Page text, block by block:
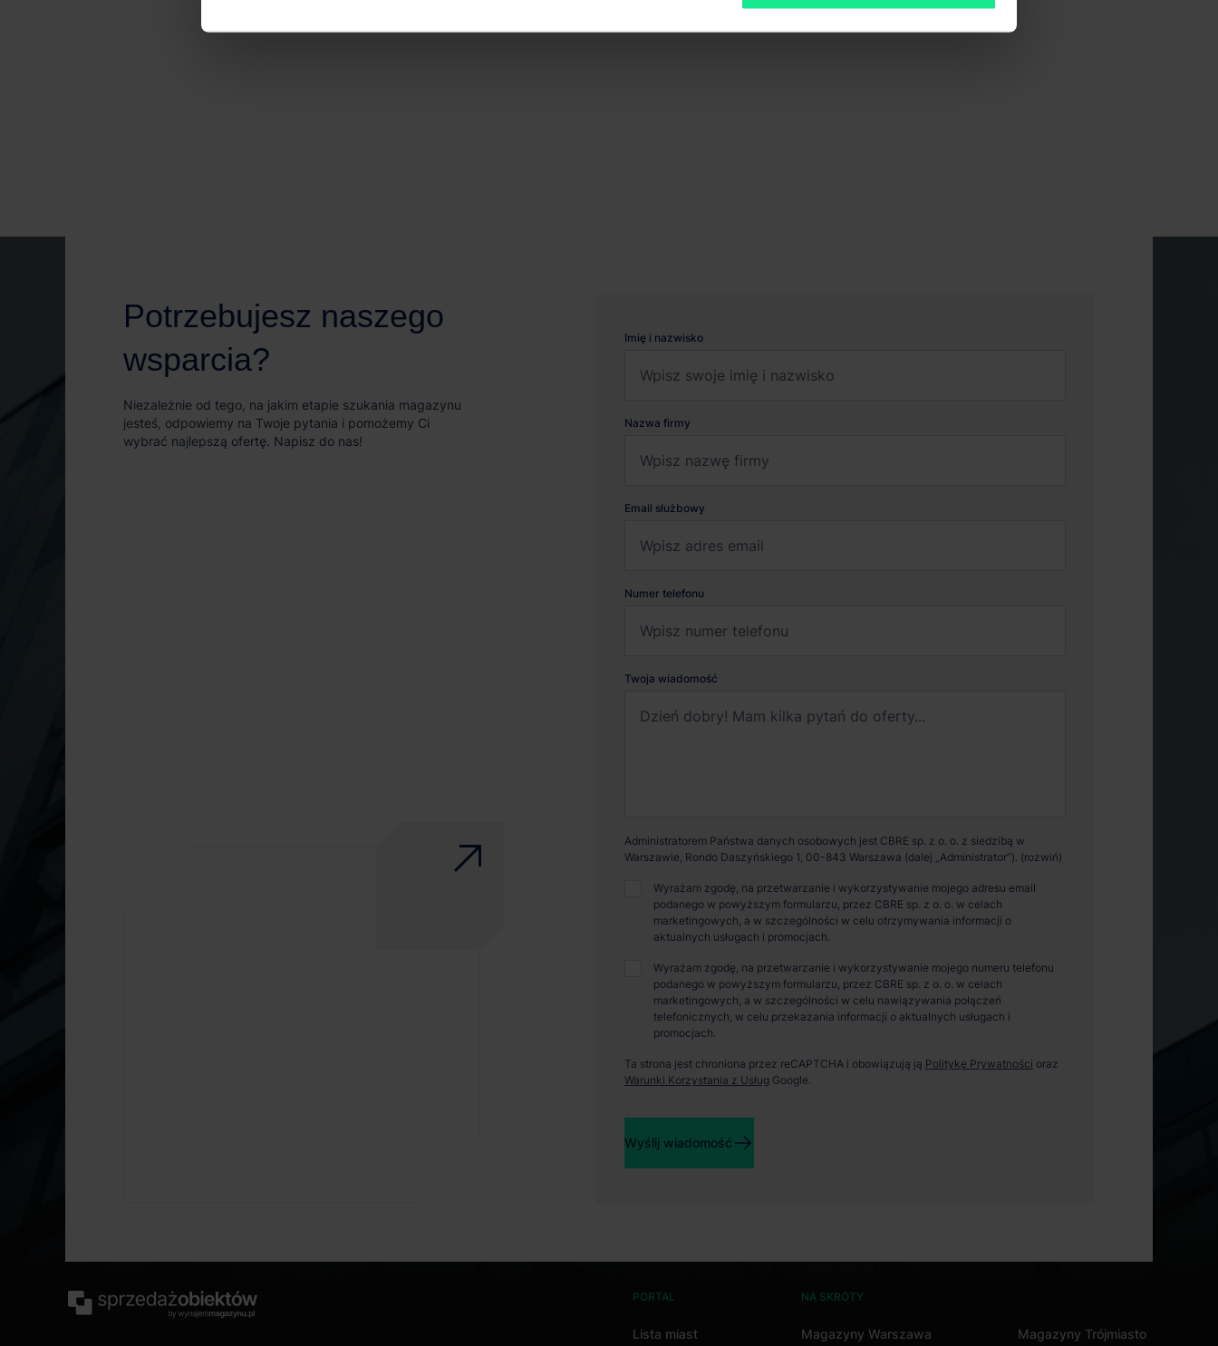
Potrzebujesz naszego
wsparcia?
Niezależnie od tego, na jakim etapie szukania magazynu
jesteś, odpowiemy na Twoje pytania i pomożemy Ci
wybrać najlepszą ofertę. Napisz do nas!
Imię i nazwisko
Nazwa firmy
Email służbowy
Numer telefonu
Twoja wiadomość
Administratorem Państwa danych osobowych jest CBRE sp. z o. o. z siedzibą w
Warszawie, Rondo Daszyńskiego 1, 00-843 Warszawa (dalej „Administrator”).
Wyrażam zgodę, na przetwarzanie i wykorzystywanie mojego adresu email
podanego w powyższym formularzu, przez CBRE sp. z o. o. w celach
marketingowych, a w szczególności w celu otrzymywania informacji o
aktualnych usługach i promocjach.
Wyrażam zgodę, na przetwarzanie i wykorzystywanie mojego numeru telefonu
podanego w powyższym formularzu, przez CBRE sp. z o. o. w celach
marketingowych, a w szczególności w celu nawiązywania połączeń
telefonicznych, w celu przekazania informacji o aktualnych usługach i
promocjach.
Ta strona jest chroniona przez reCAPTCHA i obowiązują ją Politykę Prywatności oraz
Warunki Korzystania z Usług Google.
Wyślij wiadomość
PORTAL
Lista miast
NA SKRÓTY
Magazyny Warszawa Magazyny Trójmiasto